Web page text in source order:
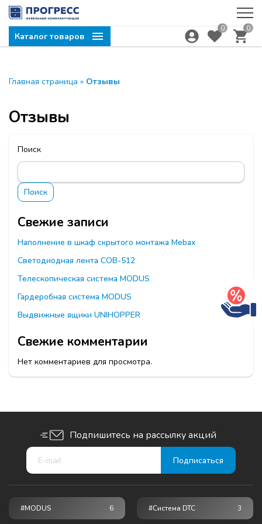
Каталог товаров
0 0
Главная страница » Отзывы
Отзывы
Поиск
Поиск
Свежие записи
Наполнение в шкаф скрытого монтажа Mebax
Светодиодная лента СОВ-512
Телескопическая система MODUS
Гардеробная система MODUS
Выдвижные ящики UNIHOPPER
Свежие комментарии
Нет комментариев для просмотра.
Подпишитесь на рассылку акций
#MODUS 6 #Система DTC 3